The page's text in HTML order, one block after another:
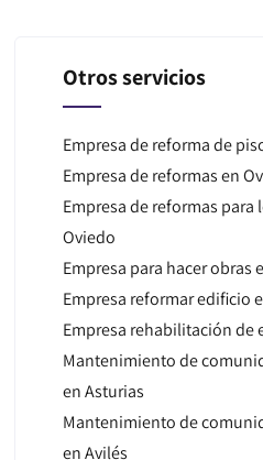
Otros servicios
Empresa de reforma de
Empresa de reformas en
Empresa de reformas para
Oviedo
Empresa para hacer obras
Empresa reformar edificio
Empresa rehabilitación de
Mantenimiento de
en Asturias
Mantenimiento de
en Avilés